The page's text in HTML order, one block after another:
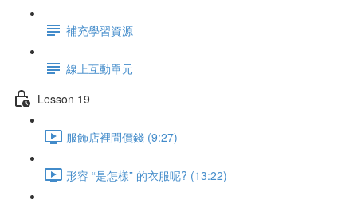
補充學習資源
線上互動單元
Lesson 19
服飾店裡問價錢 (9:27)
形容 “是怎樣” 的衣服呢? (13:22)